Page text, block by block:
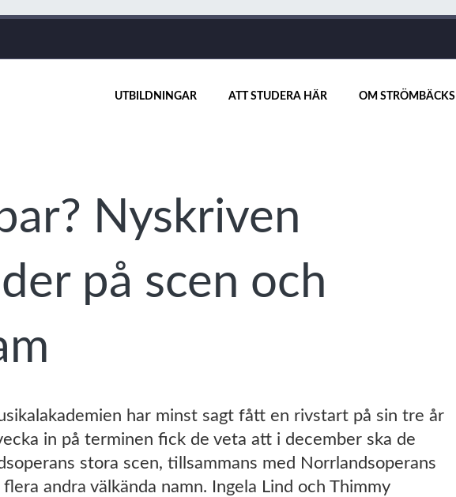
UTBILDNINGAR ATT STUDERA HÄR OM STRÖMBÄCKS
Nyskriven
på scen och
har minst sagt fått en rivstart på sin tre år
in på terminen fick de veta att i december ska de
stora scen, tillsammans med Norrlandsoperans
andra välkända namn. Ingela Lind och Thimmy